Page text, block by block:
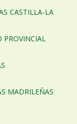
CASTILLA-LA
PROVINCIAL
MADRILEÑAS